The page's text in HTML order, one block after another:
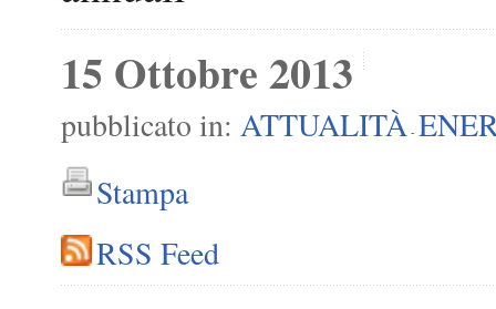
15 Ottobre 2013
pubblicato in: ATTUALITÀ -
Stampa
RSS Feed